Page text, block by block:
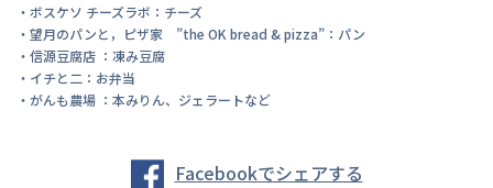
・ボスケソ チーズラボ：チーズ
・望月のパンと，ピザ家 ”the OK bread & pizza”：パン
・信源豆腐店 ：凍み豆腐
・イチと二：お弁当
・がんも農場 ：本みりん、ジェラートなど
Facebookでシェアする